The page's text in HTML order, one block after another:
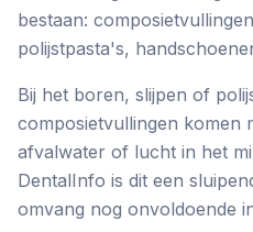
bestaan:
polijstpasta's,
Bij het boren, slijpen of
composietvullingen komen
afvalwater of lucht in het
DentalInfo is dit een
omvang nog onvoldoende